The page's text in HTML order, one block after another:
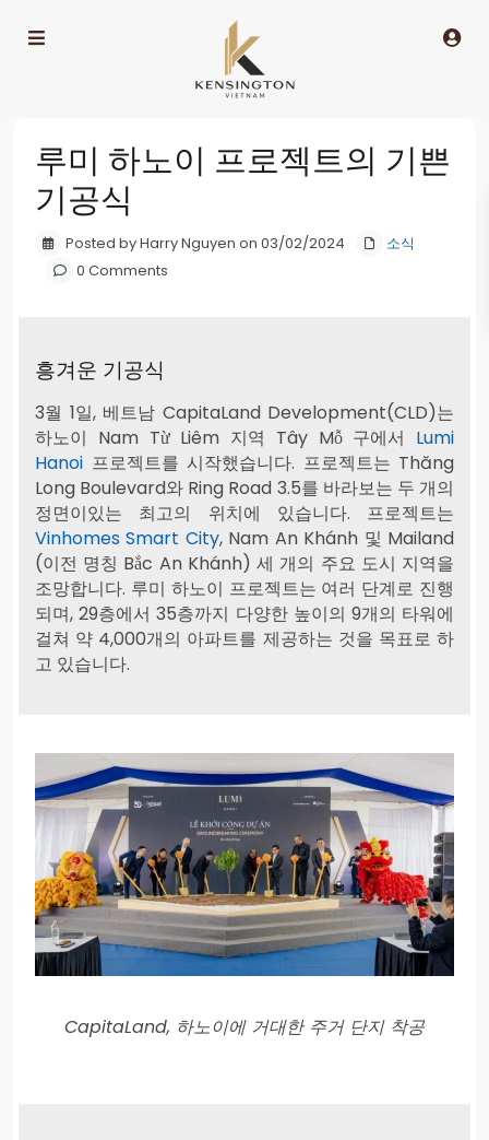
루미 하노이 프로젝트의 기쁜
기공식
Posted by Harry Nguyen on 03/02/2024
소식
0 Comments
흥겨운 기공식
3월 1일, 베트남 CapitaLand Development(CLD)는
하노이 Nam Từ Liêm 지역 Tây Mỗ 구에서 Lumi
Hanoi 프로젝트를 시작했습니다. 프로젝트는 Thăng
Long Boulevard와 Ring Road 3.5를 바라보는 두 개의
정면이있는 최고의 위치에 있습니다. 프로젝트는
Vinhomes Smart City, Nam An Khánh 및 Mailand
(이전 명칭 Bắc An Khánh) 세 개의 주요 도시 지역을
조망합니다. 루미 하노이 프로젝트는 여러 단계로 진행
되며, 29층에서 35층까지 다양한 높이의 9개의 타워에
걸쳐 약 4,000개의 아파트를 제공하는 것을 목표로 하
고 있습니다.
CapitaLand, 하노이에 거대한 주거 단지 착공